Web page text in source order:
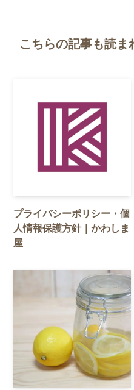
こちらの記事も読ま
プライバシーポリシー・個
人情報保護方針｜かわしま
屋